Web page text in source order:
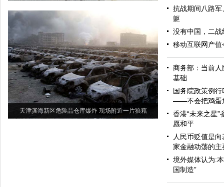
天津滨海新区危险品仓库爆炸 现场附近一片狼藉
抗战期间八路
躯
没有中国，二
移动互联网产
商务部：当前
基础
国务院政策例
——不会把鸡蛋
香港“未来之星
愿和平
人民币贬值是
家金融动荡的主
境外媒体认为:
国制造”